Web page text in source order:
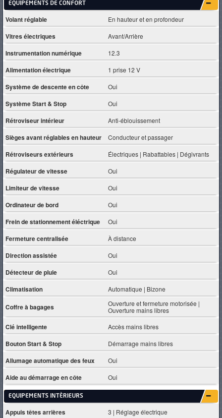
EQUIPEMENTS DE CONFORT
Volant réglable En hauteur et en profondeur
Vitres électriques Avant/Arrière
Instrumentation numérique 12.3
Alimentation électrique 1 prise 12 V
Système de descente en côte Oui
Système Start & Stop Oui
Rétroviseur intérieur Anti-éblouissement
Sièges avant réglables en hauteur Conducteur et passager
Rétroviseurs extérieurs Électriques | Rabattables | Dégivrants
Régulateur de vitesse Oui
Limiteur de vitesse Oui
Ordinateur de bord Oui
Frein de stationnement éléctrique Oui
Fermeture centralisée À distance
Direction assistée Oui
Détecteur de pluie Oui
Climatisation Automatique | Bizone
Coffre à bagages
Ouverture et fermeture motorisée |
Ouverture mains libres
Clé intelligente Accès mains libres
Bouton Start & Stop Démarrage mains libres
Allumage automatique des feux Oui
Aide au démarrage en côte Oui
EQUIPEMENTS INTÈRIEURS
Appuis têtes arrières 3 | Réglage électrique